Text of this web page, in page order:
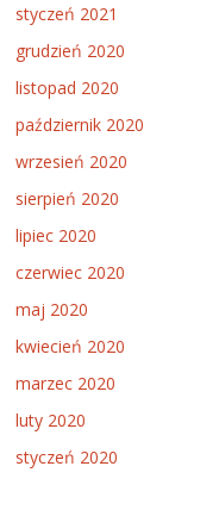
styczeń 2021
grudzień 2020
listopad 2020
październik 2020
wrzesień 2020
sierpień 2020
lipiec 2020
czerwiec 2020
maj 2020
kwiecień 2020
marzec 2020
luty 2020
styczeń 2020